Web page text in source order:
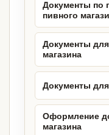
Документы по
пивного
Документы
магазина
Документы
Оформление
магазина